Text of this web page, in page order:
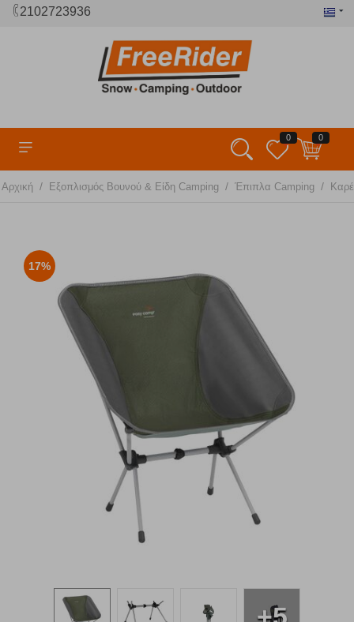
2102723936
0 0
Αρχική / Εξοπλισμός Βουνού & Είδη Camping / Έπιπλα Camping /
17%